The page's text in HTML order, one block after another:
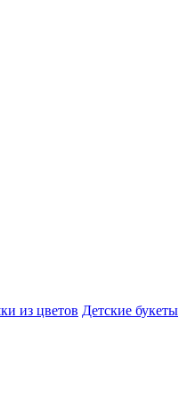
из цветов Детские букеты